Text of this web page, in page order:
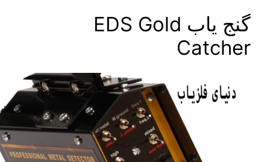
گنج یاب EDS Gold